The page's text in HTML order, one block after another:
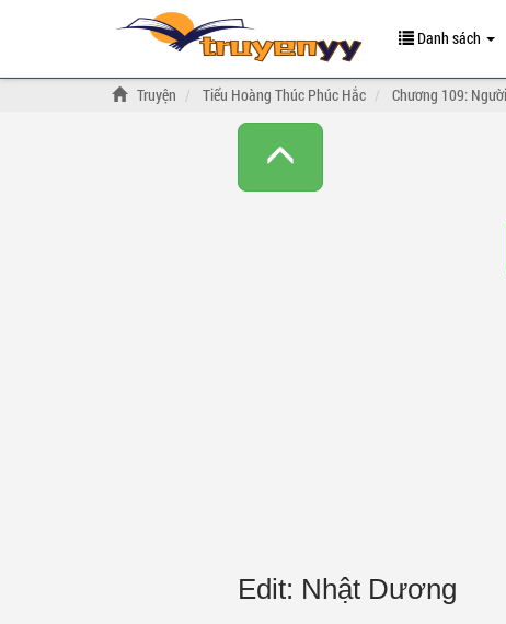
Danh sách
Truyện Tiểu Hoàng Thúc Phúc Hắc Chương 109:
Edit: Nhật Dương